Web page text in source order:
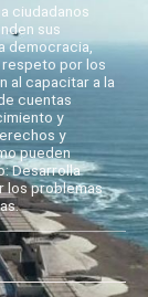
ciudadanos
sus
democracia,
respeto por los
al capacitar a la
cuentas
y
y
pueden
Desarrolla
los problemas